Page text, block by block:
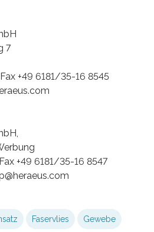
7
+49 6181/35-16 8545
+49 6181/35-16 8547
Faservlies Gewebe